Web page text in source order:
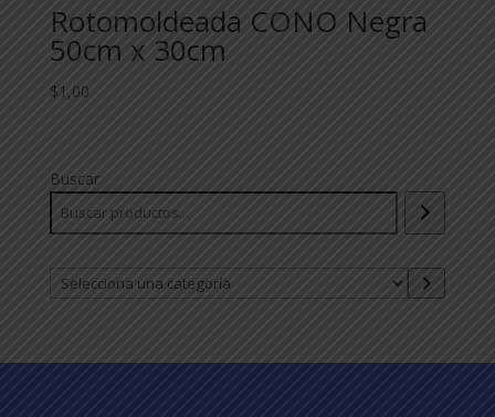
Rotomoldeada CONO Negra
50cm x 30cm
$1,00
Buscar
Selecciona
una